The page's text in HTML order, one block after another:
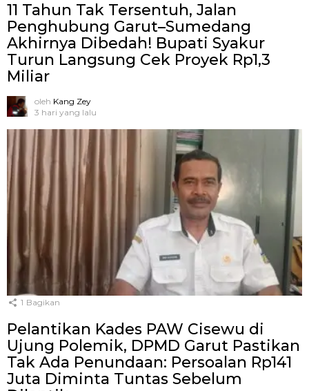
11 Tahun Tak Tersentuh, Jalan
Penghubung Garut–Sumedang
Akhirnya Dibedah! Bupati Syakur
Turun Langsung Cek Proyek Rp1,3
Miliar
oleh Kang Zey
3 hari yang lalu
1 Bagikan
Pelantikan Kades PAW Cisewu di
Ujung Polemik, DPMD Garut Pastikan
Tak Ada Penundaan: Persoalan Rp141
Juta Diminta Tuntas Sebelum